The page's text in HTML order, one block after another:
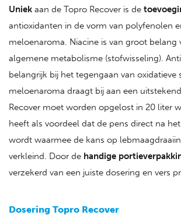
Uniek aan de Topro Recover is de
antioxidanten in de vorm van polyfenolen
meloenaroma. Niacine is van groot belang
algemene metabolisme (stofwisseling).
belangrijk bij het tegengaan van oxidatieve
meloenaroma draagt bij aan een
Recover moet worden opgelost in 20 liter
heeft als voordeel dat de pens direct na
wordt waarmee de kans op
verkleind. Door de handige
verzekerd van een juiste dosering en vers
Dosering Topro Recover